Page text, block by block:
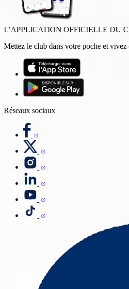
L’APPLICATION OFFICIELLE DU
Mettez le club dans votre poche et vivez
Réseaux sociaux